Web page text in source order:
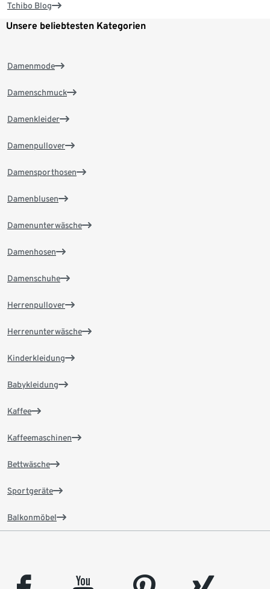
Tchibo Blog
Unsere beliebtesten Kategorien
Damenmode
Damenschmuck
Damenkleider
Damenpullover
Damensporthosen
Damenblusen
Damenunterwäsche
Damenhosen
Damenschuhe
Herrenpullover
Herrenunterwäsche
Kinderkleidung
Babykleidung
Kaffee
Kaffeemaschinen
Bettwäsche
Sportgeräte
Balkonmöbel